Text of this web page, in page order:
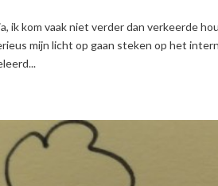
ik kom vaak niet verder dan verkeerde
mijn licht op gaan steken op het